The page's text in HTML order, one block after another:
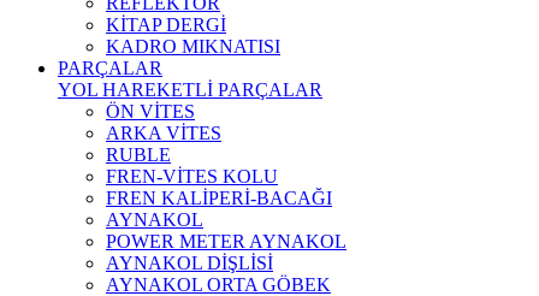
KİTAP DERGİ
KADRO MIKNATISI
PARÇALAR
YOL HAREKETLİ PARÇALAR
ÖN VİTES
ARKA VİTES
RUBLE
FREN-VİTES KOLU
FREN KALİPERİ-BACAĞI
AYNAKOL
POWER METER AYNAKOL
AYNAKOL DİŞLİSİ
AYNAKOL ORTA GÖBEK